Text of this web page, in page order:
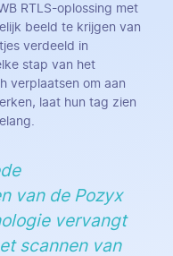
RTLS-oplossing met
beeld te krijgen van
verdeeld in
stap van het
verplaatsen om aan
laat hun tag zien
van de Pozyx
vervangt
scannen van